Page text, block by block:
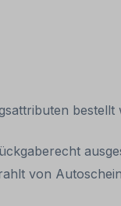
bestellt
von